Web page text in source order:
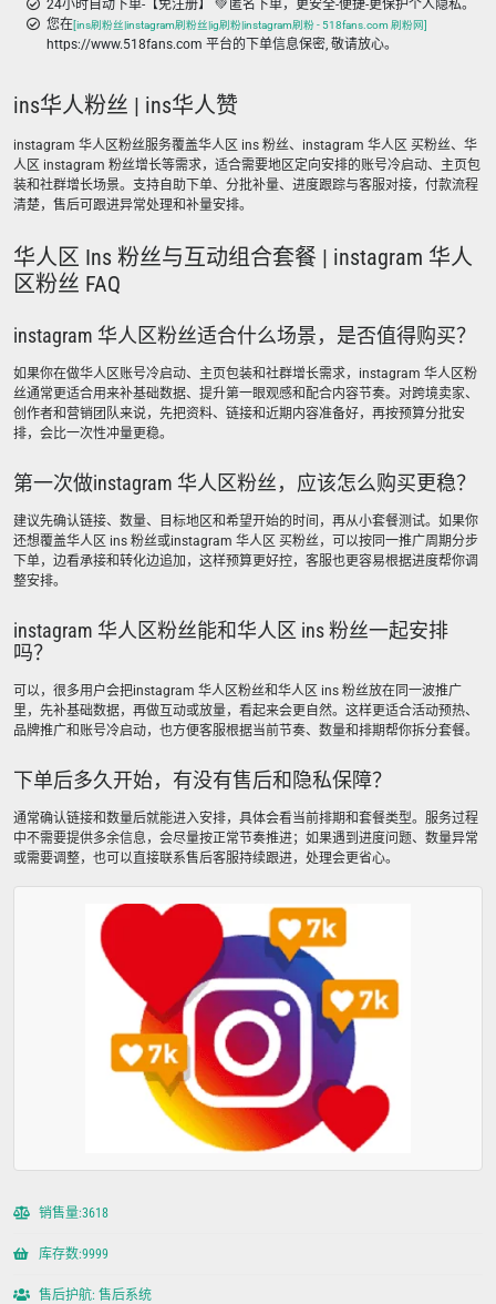
24小时自动下单-【免注册】 💚 匿名下单，更安全-便捷-更保护个人隐私。
您在[ins刷粉丝|instagram刷粉丝|ig刷粉|instagram刷粉 - 518fans.com 刷粉网]
https://www.518fans.com 平台的下单信息保密, 敬请放心。
ins华人粉丝 | ins华人赞
instagram 华人区粉丝服务覆盖华人区 ins 粉丝、instagram 华人区 买粉丝、华
人区 instagram 粉丝增长等需求，适合需要地区定向安排的账号冷启动、主页包
装和社群增长场景。支持自助下单、分批补量、进度跟踪与客服对接，付款流程
清楚，售后可跟进异常处理和补量安排。
华人区 Ins 粉丝与互动组合套餐 | instagram 华人
区粉丝 FAQ
instagram 华人区粉丝适合什么场景，是否值得购买？
如果你在做华人区账号冷启动、主页包装和社群增长需求，instagram 华人区粉
丝通常更适合用来补基础数据、提升第一眼观感和配合内容节奏。对跨境卖家、
创作者和营销团队来说，先把资料、链接和近期内容准备好，再按预算分批安
排，会比一次性冲量更稳。
第一次做instagram 华人区粉丝，应该怎么购买更稳？
建议先确认链接、数量、目标地区和希望开始的时间，再从小套餐测试。如果你
还想覆盖华人区 ins 粉丝或instagram 华人区 买粉丝，可以按同一推广周期分步
下单，边看承接和转化边追加，这样预算更好控，客服也更容易根据进度帮你调
整安排。
instagram 华人区粉丝能和华人区 ins 粉丝一起安排
吗？
可以，很多用户会把instagram 华人区粉丝和华人区 ins 粉丝放在同一波推广
里，先补基础数据，再做互动或放量，看起来会更自然。这样更适合活动预热、
品牌推广和账号冷启动，也方便客服根据当前节奏、数量和排期帮你拆分套餐。
下单后多久开始，有没有售后和隐私保障？
通常确认链接和数量后就能进入安排，具体会看当前排期和套餐类型。服务过程
中不需要提供多余信息，会尽量按正常节奏推进；如果遇到进度问题、数量异常
或需要调整，也可以直接联系售后客服持续跟进，处理会更省心。
销售量:3618
库存数:9999
售后护航: 售后系统